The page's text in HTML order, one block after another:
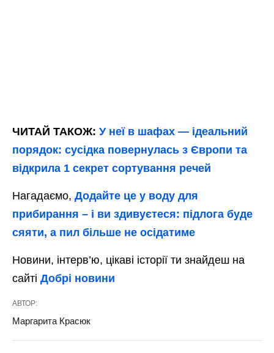
ЧИТАЙ ТАКОЖ: У неї в шафах — ідеальний
порядок: сусідка повернулась з Європи та
відкрила 1 секрет сортування речей
Нагадаємо, Додайте це у воду для
прибирання – і ви здивуєтеся: підлога буде
сяяти, а пил більше не осідатиме
Новини, інтерв’ю, цікаві історії ти знайдеш на
сайті Добрі новини
АВТОР:
Маргарита Красюк